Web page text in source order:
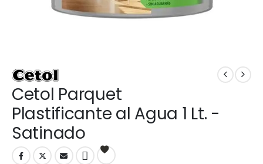
Cetol Parquet
Plastificante al Agua 1 Lt. -
Satinado